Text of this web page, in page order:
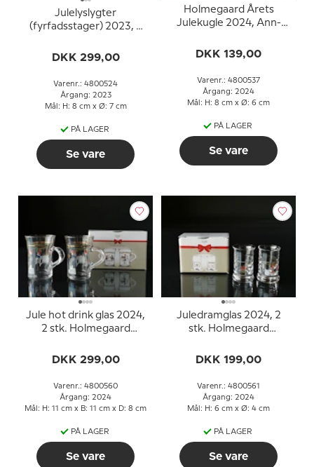
Julelyslygter
(fyrfadsstager) 2023, 2
Christmas
DKK 299,00
Varenr.: 4800524
Årgang: 2023
Mål: H: 8 cm x Ø: 7 cm
PÅ LAGER
Se vare
Holmegaard Årets
Julekugle 2024, Ann-
DKK 139,00
Varenr.: 4800537
Årgang: 2024
Mål: H: 8 cm x Ø: 6 cm
PÅ LAGER
Se vare
Jule hot drink glas 2024,
2 stk. Holmegaard
DKK 299,00
Varenr.: 4800560
Årgang: 2024
Mål: H: 11 cm x B: 11 cm x D: 8 cm
PÅ LAGER
Se vare
Juledramglas 2024, 2
stk. Holmegaard
DKK 199,00
Varenr.: 4800561
Årgang: 2024
Mål: H: 6 cm x Ø: 4 cm
PÅ LAGER
Se vare